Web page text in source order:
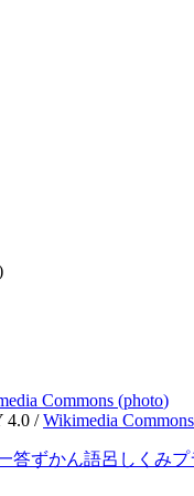
Commons (photo)
4.0 / Wikimedia
答ずかん語呂 しくみプ